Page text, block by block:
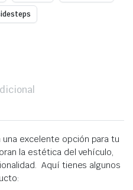
una excelente opción para tu
la estética del vehículo,
Aquí tienes algunos